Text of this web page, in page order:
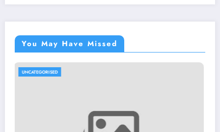
You May Have Missed
UNCATEGORISED